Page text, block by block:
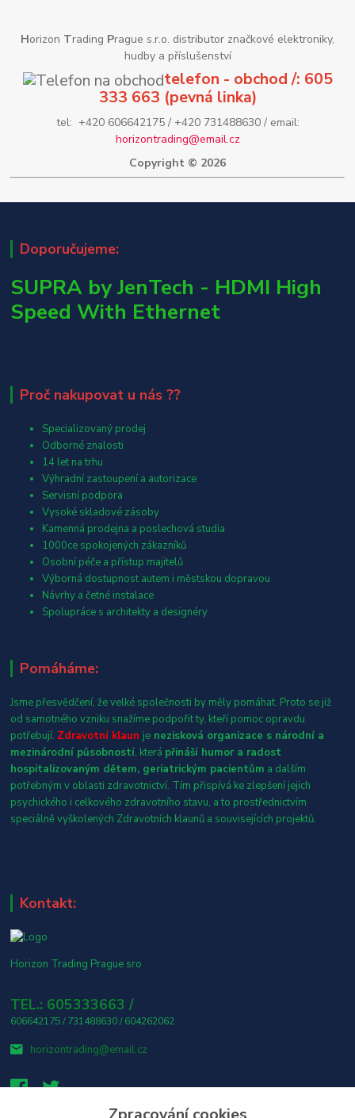
Horizon Trading Prague s.r.o. distributor značkové elektroniky,
hudby a příslušenství
telefon - obchod /: 605
333 663 (pevná linka)
tel: +420 606642175 / +420 731488630 / email:
horizontrading@email.cz
Copyright © 2026
Doporučujeme:
SUPRA by JenTech - HDMI High
Speed With Ethernet
Proč nakupovat u nás ??
Specializovaný prodej
Odborné znalosti
14 let na trhu
Výhradní zastoupení a autorizace
Servisní podpora
Vysoké skladové zásoby
Kamenná prodejna a poslechová studia
1000ce spokojených zákazníků
Osobní péče a přístup majitelů
Výborná dostupnost autem i městskou dopravou
Návrhy a četné instalace
Spolupráce s architekty a designéry
Pomáháme:
Jsme přesvědčení, že velké společnosti by měly pomáhat. Proto se již
od samotného vzniku snažíme podpořit ty, kteří pomoc opravdu
potřebují. Zdravotní klaun je nezisková organizace s národní a
mezinárodní působností, která přináší humor a radost
hospitalizovaným dětem, geriatrickým pacientům a dalším
potřebným v oblasti zdravotnictví. Tím přispívá ke zlepšení jejich
psychického i celkového zdravotního stavu, a to prostřednictvím
speciálně vyškolených Zdravotních klaunů a souvisejících projektů.
Kontakt:
Horizon Trading Prague sro
TEL.: 605333663 /
606642175 / 731488630 / 604262062
horizontrading@email.cz